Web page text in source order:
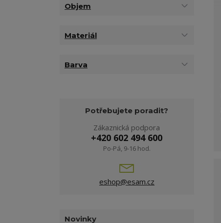
Objem
Materiál
Barva
Potřebujete poradit?
Zákaznická podpora
+420 602 494 600
Po-Pá, 9-16 hod.
eshop@esam.cz
Novinky